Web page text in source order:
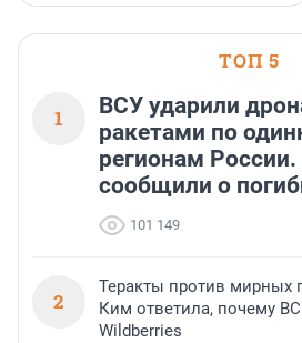
ТОП 5
1
ВСУ ударили
ракетами по
регионам России.
сообщили о
101 149
2
Теракты против мирных
Ким ответила, почему
Wildberries